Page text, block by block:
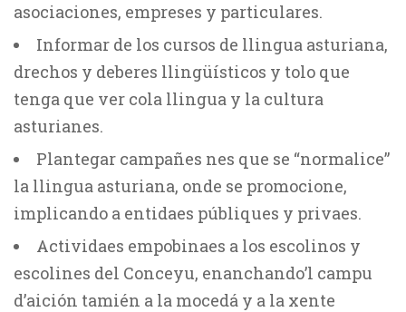
asociaciones, empreses y particulares.
Informar de los cursos de llingua asturiana,
drechos y deberes llingüísticos y tolo que
tenga que ver cola llingua y la cultura
asturianes.
Plantegar campañes nes que se “normalice”
la llingua asturiana, onde se promocione,
implicando a entidaes públiques y privaes.
Actividaes empobinaes a los escolinos y
escolines del Conceyu, enanchando’l campu
d’aición tamién a la mocedá y a la xente